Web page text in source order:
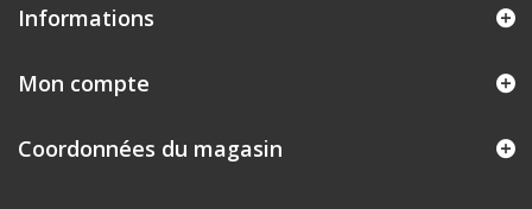
Informations
Mon compte
Coordonnées du magasin